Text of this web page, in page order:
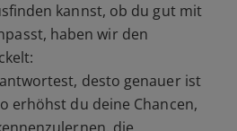
kannst, ob du gut mit
haben wir den
desto genauer ist
erhöhst du deine Chancen,